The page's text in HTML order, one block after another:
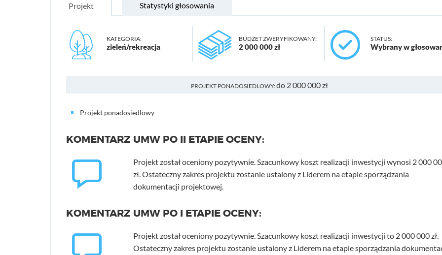
Projekt Statystyki głosowania
KATEGORIA:
zieleń/rekreacja
BUDŻET ZWERYFIKOWANY:
2 000 000 zł
STATUS:
Wybrany w
PROJEKT PONADOSIEDLOWY:do 2 000 000 zł
Projekt ponadosiedlowy
KOMENTARZ UMW PO II ETAPIE OCENY:
Projekt został oceniony pozytywnie. Szacunkowy koszt realizacji inwestycji wynosi 2 000
zł. Ostateczny zakres projektu zostanie ustalony z Liderem na etapie sporządzania
dokumentacji projektowej.
KOMENTARZ UMW PO I ETAPIE OCENY:
Projekt został oceniony pozytywnie. Szacunkowy koszt realizacji inwestycji to 2 000 000 zł.
Ostateczny zakres projektu zostanie ustalony z Liderem na etapie sporządzania